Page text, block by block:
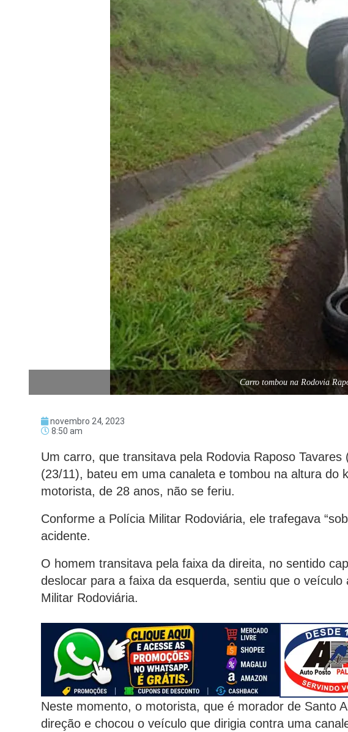
Carro tombou na Rodovia
novembro 24, 2023
8:50 am
Um carro, que transitava pela Rodovia Raposo
(23/11), bateu em uma canaleta e tombou na altura do
motorista, de 28 anos, não se feriu.
Conforme a Polícia Militar Rodoviária, ele trafegava
acidente.
O homem transitava pela faixa da direita, no sentido
deslocar para a faixa da esquerda, sentiu que o
Militar Rodoviária.
Neste momento, o motorista, que é morador de Santo
direção e chocou o veículo que dirigia contra uma